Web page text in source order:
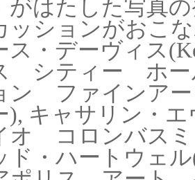
がはたした写真
ッションがおこ
ス・デーヴィス
シティー ホー
ン ファインア
), キャサリン・エ
オ コロンバス
ド・ハートウェ